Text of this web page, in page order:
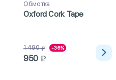
Обмотка
Oxford Cork Tape
1 490 -36%
950